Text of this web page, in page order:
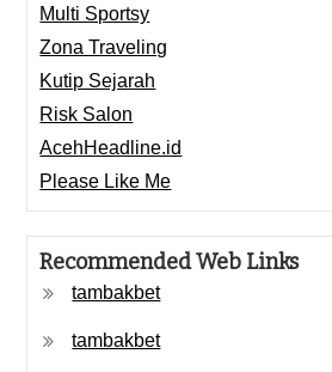
Multi Sportsy
Zona Traveling
Kutip Sejarah
Risk Salon
AcehHeadline.id
Please Like Me
Recommended Web Links
tambakbet
tambakbet